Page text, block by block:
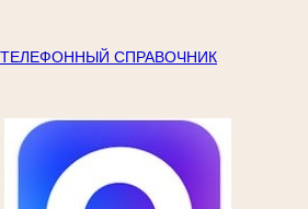
ТЕЛЕФОННЫЙ СПРАВОЧНИК